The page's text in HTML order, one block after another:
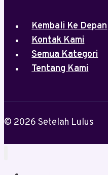
Kembali Ke Depan
Kontak Kami
Semua Kategori
Tentang Kami
© 2026 Setelah Lulus